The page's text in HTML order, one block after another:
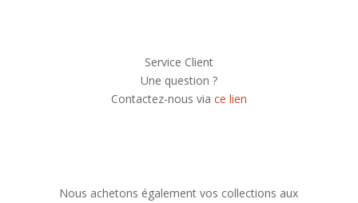
Service Client
Une question ?
Contactez-nous via ce lien
Nous achetons également vos collections aux